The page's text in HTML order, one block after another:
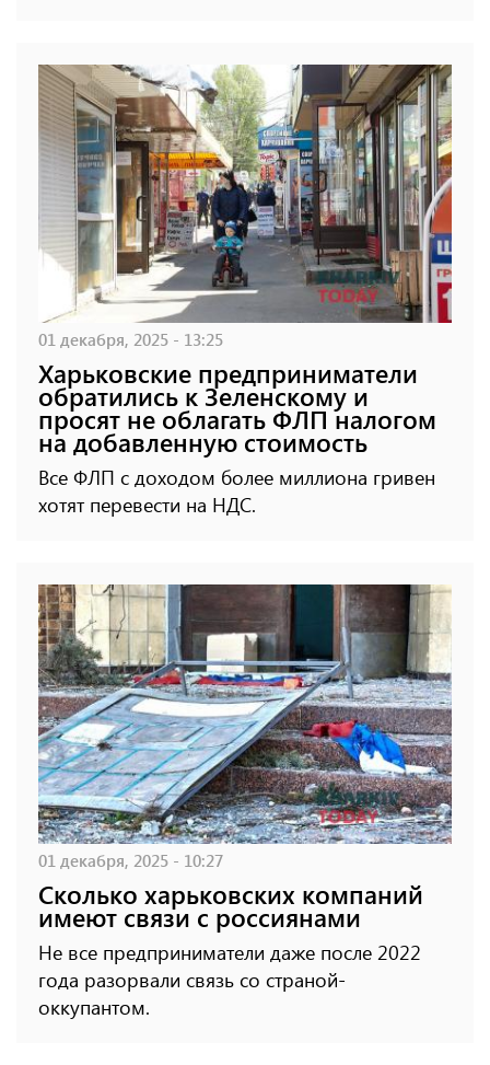
01 декабря, 2025 - 13:25
Харьковские предприниматели
обратились к Зеленскому и
просят не облагать ФЛП налогом
на добавленную стоимость
Все ФЛП с доходом более миллиона гривен
хотят перевести на НДС.
01 декабря, 2025 - 10:27
Сколько харьковских компаний
имеют связи с россиянами
Не все предприниматели даже после 2022
года разорвали связь со страной-
оккупантом.